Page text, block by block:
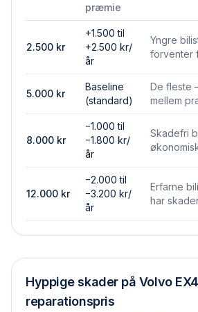
præmie
2.500 kr
+1.500 til
+2.500 kr/
år
Yngre
forventer
5.000 kr
Baseline
(standard)
De fleste
mellem
8.000 kr
−1.000 til
−1.800 kr/
år
Skadefri
12.000 kr
−2.000 til
−3.200 kr/
år
Erfarne
har
Hyppige skader på Volvo
reparationspris